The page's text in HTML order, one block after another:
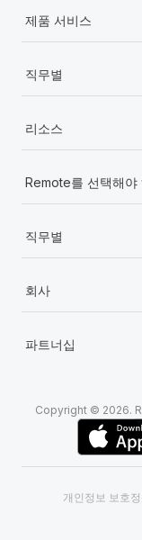
제품 서비스
직무별
리소스
Remote를 선택해야
직무별
회사
파트너십
Copyright © 2026.
개인정보 보호정